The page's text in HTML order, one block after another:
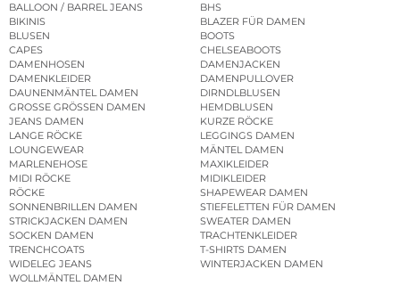
BALLOON / BARREL JEANS
BHS
BIKINIS
BLAZER FÜR DAMEN
BLUSEN
BOOTS
CAPES
CHELSEABOOTS
DAMENHOSEN
DAMENJACKEN
DAMENKLEIDER
DAMENPULLOVER
DAUNENMÄNTEL DAMEN
DIRNDLBLUSEN
GROSSE GRÖSSEN DAMEN
HEMDBLUSEN
JEANS DAMEN
KURZE RÖCKE
LANGE RÖCKE
LEGGINGS DAMEN
LOUNGEWEAR
MÄNTEL DAMEN
MARLENEHOSE
MAXIKLEIDER
MIDI RÖCKE
MIDIKLEIDER
RÖCKE
SHAPEWEAR DAMEN
SONNENBRILLEN DAMEN
STIEFELETTEN FÜR DAMEN
STRICKJACKEN DAMEN
SWEATER DAMEN
SOCKEN DAMEN
TRACHTENKLEIDER
TRENCHCOATS
T-SHIRTS DAMEN
WIDELEG JEANS
WINTERJACKEN DAMEN
WOLLMÄNTEL DAMEN